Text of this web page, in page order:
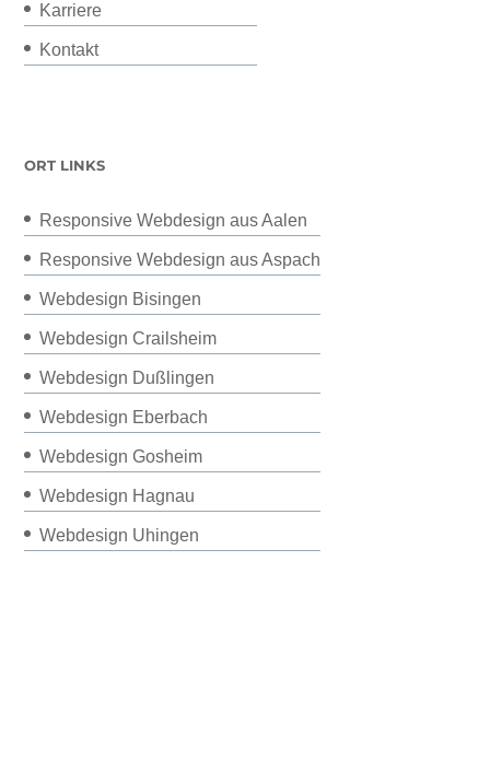
Karriere
Kontakt
ORT LINKS
Responsive Webdesign aus Aalen
Responsive Webdesign aus Aspach
Webdesign Bisingen
Webdesign Crailsheim
Webdesign Dußlingen
Webdesign Eberbach
Webdesign Gosheim
Webdesign Hagnau
Webdesign Uhingen